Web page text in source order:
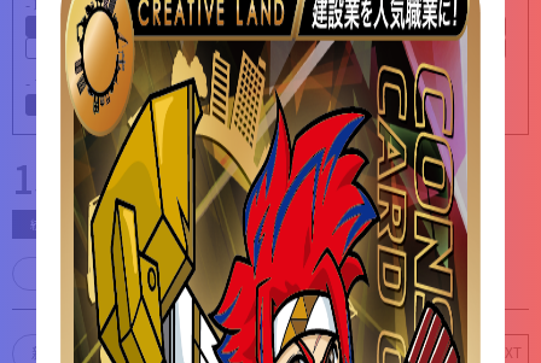
All 未設定 社長・役員 工事・現場
営業
技術
事務 人事・採用 広報 その他
- マイカード
全カード マイカード
133 件
絞り込み条件
条件クリア
PREV 1 7 NEXT